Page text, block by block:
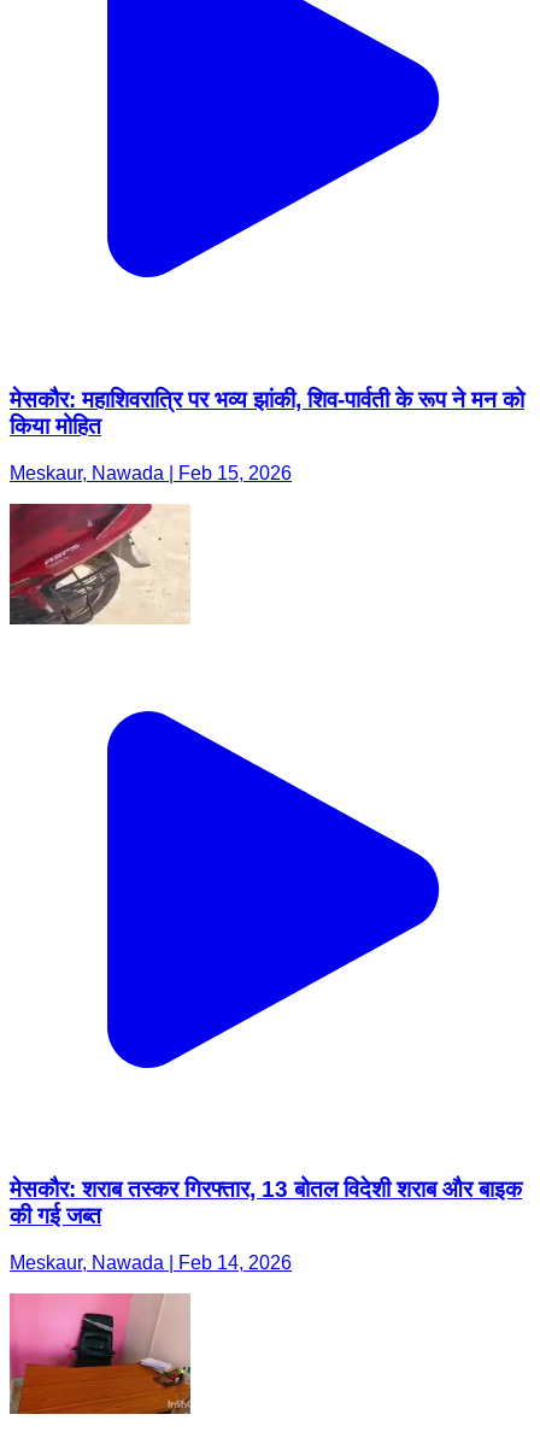
मेसकौर: महाशिवरात्रि पर भव्य झांकी, शिव-पार्वती के रूप ने मन को
किया मोहित
Meskaur, Nawada | Feb 15, 2026
मेसकौर: शराब तस्कर गिरफ्तार, 13 बोतल विदेशी शराब और बाइक
की गई जब्त
Meskaur, Nawada | Feb 14, 2026